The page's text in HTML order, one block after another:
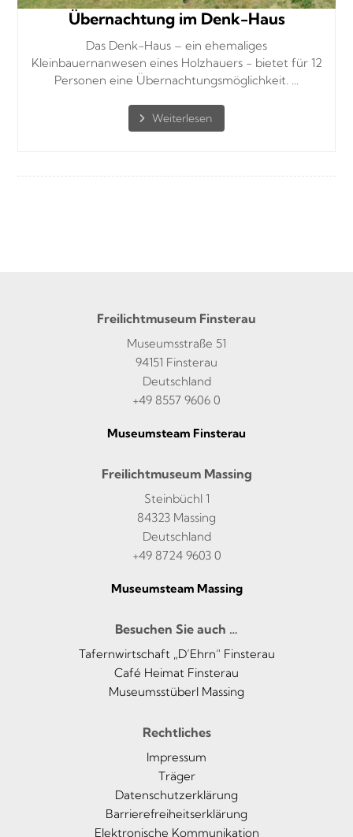
Übernachtung im Denk-Haus
Das Denk-Haus – ein ehemaliges
Kleinbauernanwesen eines Holzhauers - bietet für 12
Personen eine Übernachtungsmöglichkeit. ...
Freilichtmuseum Finsterau
Museumsstraße 51
94151 Finsterau
Deutschland
+49 8557 9606 0
Museumsteam Finsterau
Freilichtmuseum Massing
Steinbüchl 1
84323 Massing
Deutschland
+49 8724 9603 0
Museumsteam Massing
Besuchen Sie auch …
Tafernwirtschaft „D’Ehrn“ Finsterau
Café Heimat Finsterau
Museumsstüberl Massing
Rechtliches
Impressum
Träger
Datenschutzerklärung
Barrierefreiheitserklärung
Elektronische Kommunikation